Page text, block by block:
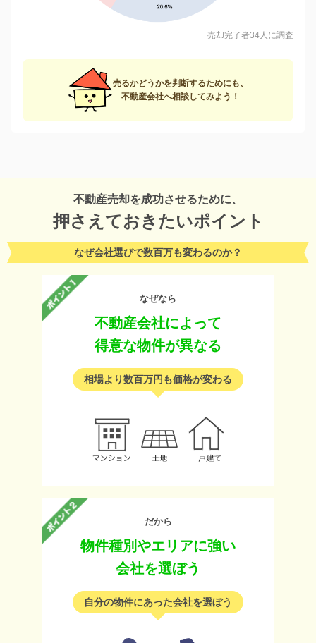
売却完了者34人に調査
売るかどうかを判断するためにも、
不動産会社へ相談してみよう！
不動産売却を成功させるために、
押さえておきたいポイント
なぜ会社選びで数百万も変わるのか？
なぜなら
不動産会社によって
得意な物件が異なる
相場より数百万円も価格が変わる
だから
物件種別やエリアに強い
会社を選ぼう
自分の物件にあった会社を選ぼう